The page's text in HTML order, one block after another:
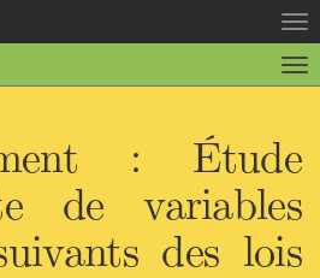
la
la
: Étude
de variables
des lois